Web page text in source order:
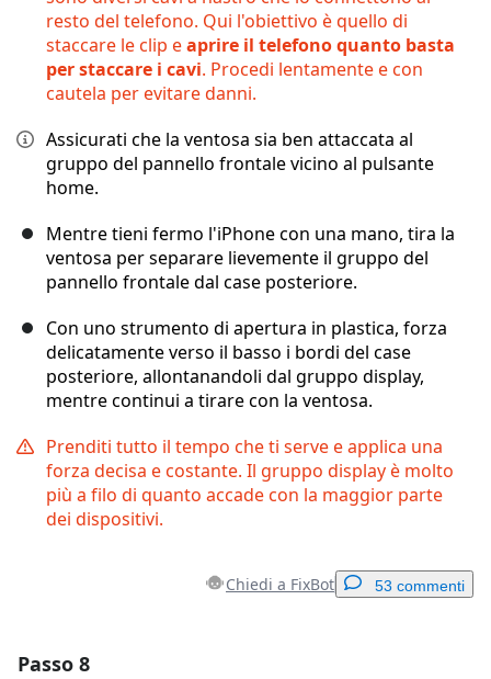
resto del telefono. Qui l'obiettivo è quello di
staccare le clip eaprire il telefono quanto basta
per staccare i cavi. Procedi lentamente e con
cautela per evitare danni.
Assicurati che la ventosa sia ben attaccata al
gruppo del pannello frontale vicino al pulsante
home.
Mentre tieni fermo l'iPhone con una mano, tira la
ventosa per separare lievemente il gruppo del
pannello frontale dal case posteriore.
Con uno strumento di apertura in plastica, forza
delicatamente verso il basso i bordi del case
posteriore, allontanandoli dal gruppo display,
mentre continui a tirare con la ventosa.
Prenditi tutto il tempo che ti serve e applica una
forza decisa e costante. Il gruppo display è molto
più a filo di quanto accade con la maggior parte
dei dispositivi.
Chiedi a FixBot 53 commenti
Passo 8